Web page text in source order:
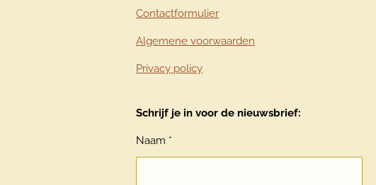
Contactformulier
Algemene voorwaarden
Privacy policy
Schrijf je in voor de nieuwsbrief:
Naam *